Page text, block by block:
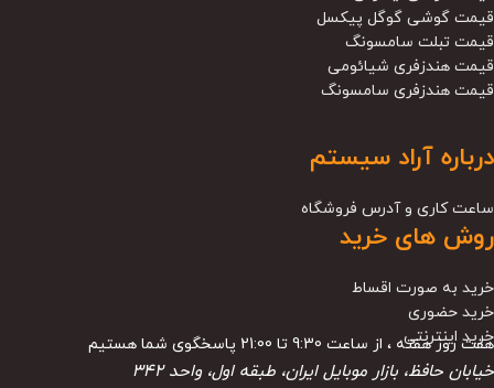
قیمت گوشی گوگل پیکسل
قیمت تبلت سامسونگ
قیمت هندزفری شیائومی
قیمت هندزفری سامسونگ
درباره آراد سیستم
ساعت کاری و آدرس فروشگاه
روش های خرید
خرید به صورت اقساط
خرید حضوری
خرید اینترنتی
هفت روز هفته ، از ساعت 9:30 تا 21:00 پاسخگوی شما هستیم
خیابان حافظ، بازار موبایل ایران، طبقه اول، واحد ۳۴۲